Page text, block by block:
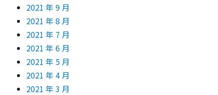
2021 年 9 月
2021 年 8 月
2021 年 7 月
2021 年 6 月
2021 年 5 月
2021 年 4 月
2021 年 3 月